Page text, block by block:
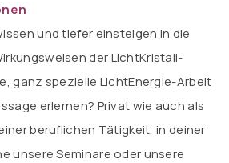
und tiefer einsteigen in die
der LichtKristall-
ganz spezielle LichtEnergie-Arbeit
erlernen? Privat wie auch als
beruflichen Tätigkeit, in deiner
unsere Seminare oder unsere